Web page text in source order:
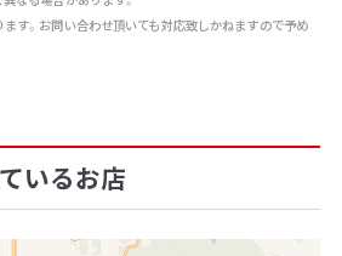
す。お問い合わせ頂いても対応致しかねますので予め
いるお店